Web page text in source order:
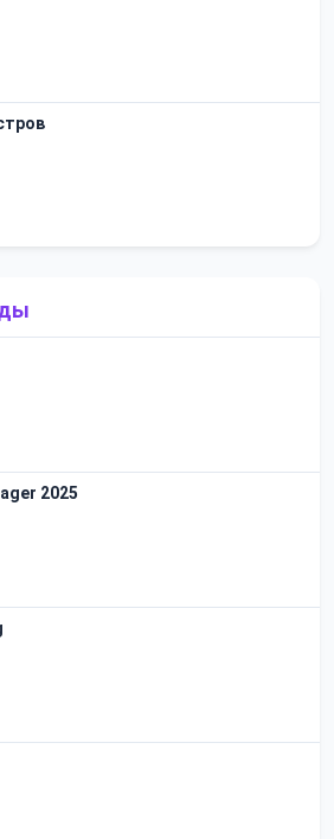
2025